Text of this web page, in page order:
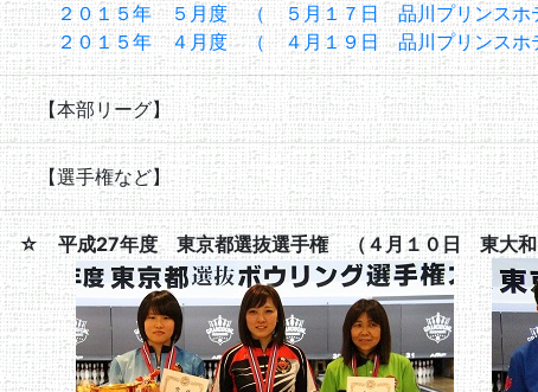
２０１５年 ５月度 （ ５月１７日 品川プリンスホ
２０１５年 ４月度 （ ４月１９日 品川プリンスホテ
【本部リーグ】
【選手権など】
☆ 平成27年度 東京都選抜選手権 （４月１０日 東大和